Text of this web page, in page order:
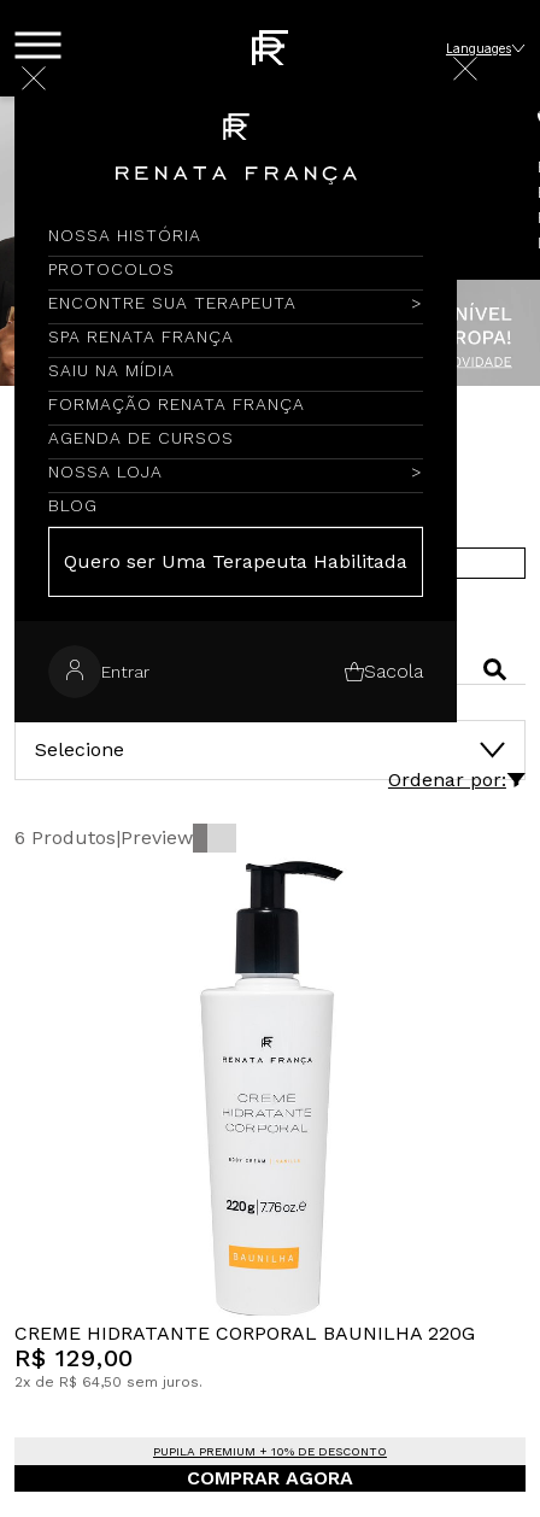
NOSSA HISTÓRIA
PROTOCOLOS
ENCONTRE SUA TERAPEUTA
SPA RENATA FRANÇA
SAIU NA MÍDIA
FORMAÇÃO RENATA FRANÇA
AGENDA DE CURSOS
NOSSA LOJA
BLOG
Quero ser Uma Terapeuta Habilitada
Entrar Sacola
Languages
Encontre por Nome
COMPRE NA EUROPA
Selecione
Ordenar por:
6 Produtos|Preview
CREME HIDRATANTE CORPORAL BAUNILHA 220G
R$ 129,00
2x de R$ 64,50 sem juros.
PUPILA PREMIUM + 10% DE DESCONTO
COMPRAR AGORA